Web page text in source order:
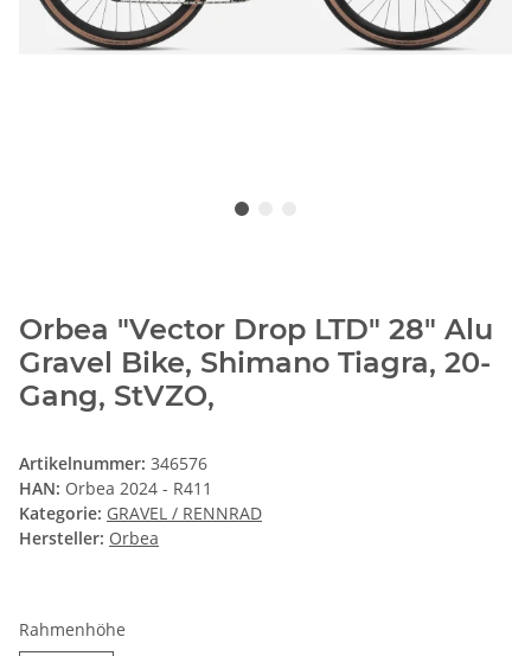
Orbea "Vector Drop LTD" 28" Alu
Gravel Bike, Shimano Tiagra, 20-
Gang, StVZO,
Artikelnummer: 346576
HAN: Orbea 2024 - R411
Kategorie: GRAVEL / RENNRAD
Hersteller: Orbea
Rahmenhöhe